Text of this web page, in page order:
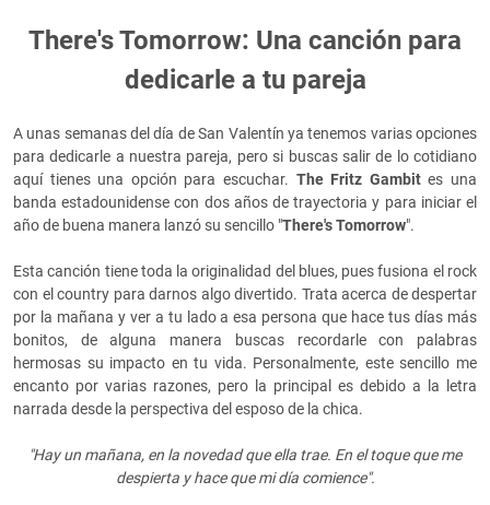
There's Tomorrow: Una canción para
dedicarle a tu pareja
A unas semanas del día de San Valentín ya tenemos varias opciones
para dedicarle a nuestra pareja, pero si buscas salir de lo cotidiano
aquí tienes una opción para escuchar. The Fritz Gambites una
banda estadounidense con dos años de trayectoria y para iniciar el
año de buena manera lanzó su sencillo "There's Tomorrow".
Esta canción tiene toda la originalidad del blues, pues fusiona el rock
con el country para darnos algo divertido. Trata acerca de despertar
por la mañana y ver a tu lado a esa persona que hace tus días más
bonitos, de alguna manera buscas recordarle con palabras
hermosas su impacto en tu vida. Personalmente, este sencillo me
encanto por varias razones, pero la principal es debido a la letra
narrada desde la perspectiva del esposo de la chica.
"Hay un mañana, en la novedad que ella trae. En el toque que me
despierta y hace que mi día comience".